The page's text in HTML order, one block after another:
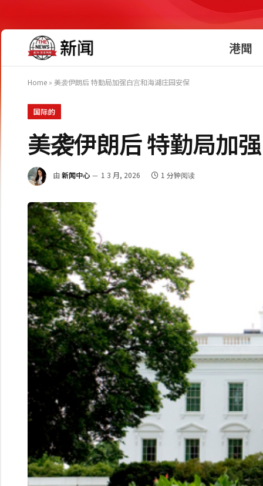
港聞
Home » 美袭伊朗后 特勤局加强白宫和海湖庄园安保
国际的
美袭伊朗后 特勤局加
由 新闻中心 1 3 月, 2026 1 分钟阅读